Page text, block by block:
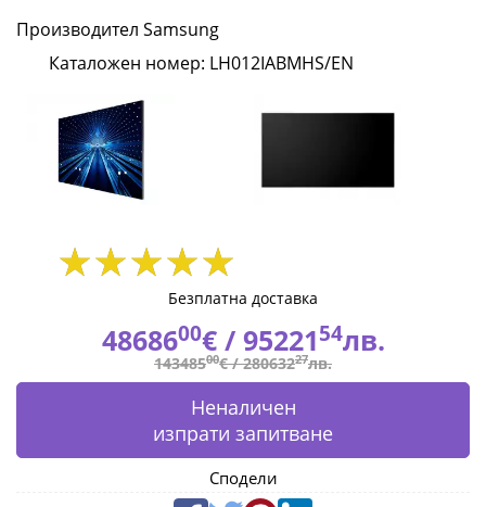
All-
in-
one
1.26
110inch
2K
S-
BOX
Frame
speaker
HDMI2.0
Производител Samsung
Каталожен номер: LH012IABMHS/EN
Безплатна доставка
4868600€ / 9522154лв.
14348500€ /28063227лв.
Неналичен
изпрати запитване
Сподели